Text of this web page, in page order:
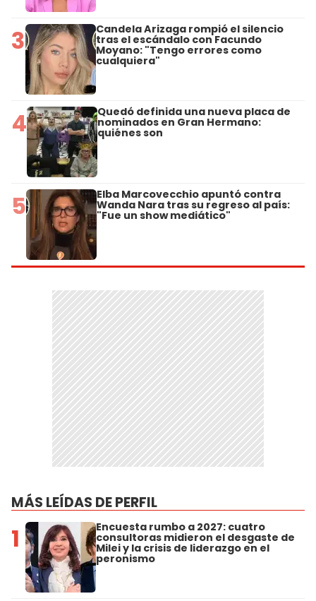
3 Candela Arizaga rompió el silencio
tras el escándalo con Facundo
Moyano: "Tengo errores como
cualquiera"
4 Quedó definida una nueva placa de
nominados en Gran Hermano:
quiénes son
5 Elba Marcovecchio apuntó contra
Wanda Nara tras su regreso al país:
"Fue un show mediático"
MÁS LEÍDAS DE PERFIL
1 Encuesta rumbo a 2027: cuatro
consultoras midieron el desgaste de
Milei y la crisis de liderazgo en el
peronismo